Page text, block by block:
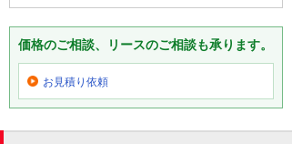
価格のご相談、リースのご相談も承ります。
お見積り依頼